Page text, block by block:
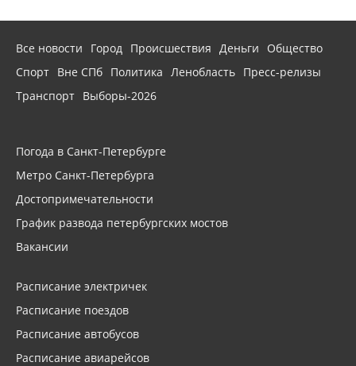
Все новости Город Происшествия Деньги
Общество
Спорт Вне СПб Политика Ленобласть Пресс-релизы
Транспорт Выборы-2026
Погода в Санкт-Петербурге
Метро Санкт-Петербурга
Достопримечательности
График развода петербургских мостов
Вакансии
Расписание электричек
Расписание поездов
Расписание автобусов
Расписание авиарейсов